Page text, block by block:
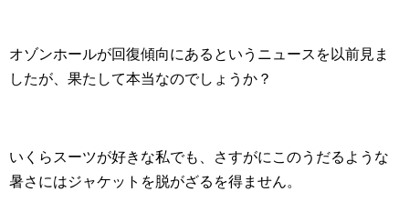
オゾンホールが回復傾向にあるというニュースを以前見ま
したが、果たして本当なのでしょうか？
いくらスーツが好きな私でも、さすがにこのうだるような
暑さにはジャケットを脱がざるを得ません。